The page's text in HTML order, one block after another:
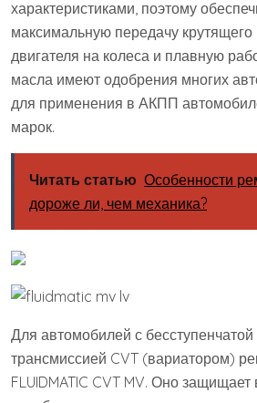
характеристиками, поэтому
максимальную передачу
двигателя на колеса и плавную
масла имеют одобрения многих
для применения в АКПП
марок.
Читать статью Особенности
дороже ли, чем механика?
Для автомобилей с бесступенчатой
трансмиссией CVT (вариатором)
FLUIDMATIC CVT MV. Оно защищает